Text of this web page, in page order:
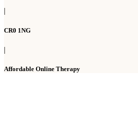
|
CR0 1NG
|
Affordable Online Therapy